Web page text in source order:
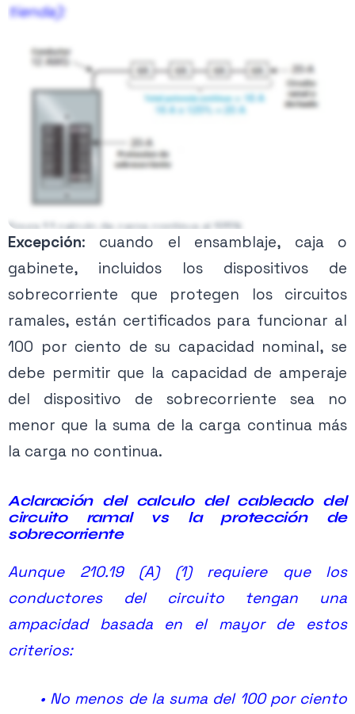
tienda):
Figura 1.1 calculo de carga continua al 125%
Figura 1.2 Calculo de protección carga continua y no continua
Figura 1. Carga o potencia continua al 125%.
Definicióncarga continua (NEC 2017):Es una
carga donde se espera que la corriente
Contenido exclusivo PRO
Activa tu membresía para acceder.
Ver planes →
Excepción: cuando el ensamblaje, caja o
gabinete, incluidos los dispositivos de
sobrecorriente que protegen los circuitos
ramales, están certificados para funcionar al
100 por ciento de su capacidad nominal, se
debe permitir que la capacidad de amperaje
del dispositivo de sobrecorriente sea no
menor que la suma de la carga continua más
la carga no continua.
Aclaracióndel calculo del cableado del
circuito ramal vs la protección de
sobrecorriente
Aunque 210.19 (A) (1) requiere que los
conductores del circuito tengan una
ampacidad basada en el mayor de estos
criterios:
• No menos de la suma del 100 por ciento